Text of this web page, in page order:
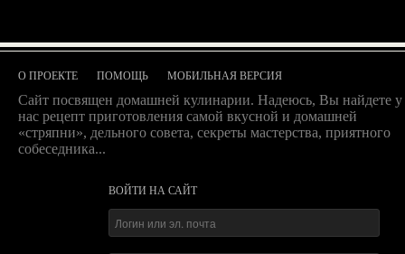
О ПРОЕКТЕ ПОМОЩЬ МОБИЛЬНАЯ ВЕРСИЯ
Сайт посвящен домашней кулинарии. Надеюсь, Вы найдете у
нас рецепт приготовления самой вкусной и домашней
«стряпни», дельного совета, секреты мастерства, приятного
собеседника...
ВОЙТИ НА САЙТ